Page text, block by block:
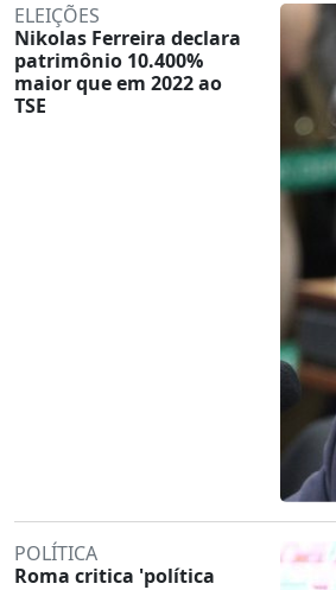
ELEIÇÕES
Nikolas Ferreira declara
patrimônio 10.400%
maior que em 2022 ao
TSE
POLÍTICA
Roma critica 'política